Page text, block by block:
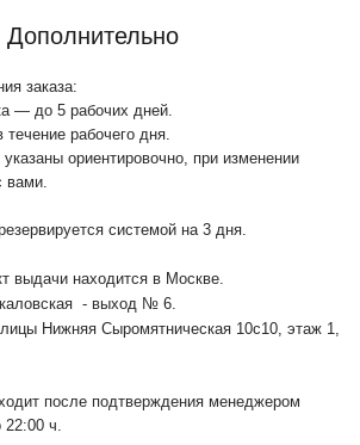
Дополнительно
заказа:
— до 5 рабочих дней.
рабочего дня.
указаны ориентировочно, при изменении
вами.
системой на 3 дня.
выдачи находится в Москве.
- выход № 6.
Нижняя Сыромятническая 10с10, этаж 1,
после подтверждения менеджером
22:00 ч.